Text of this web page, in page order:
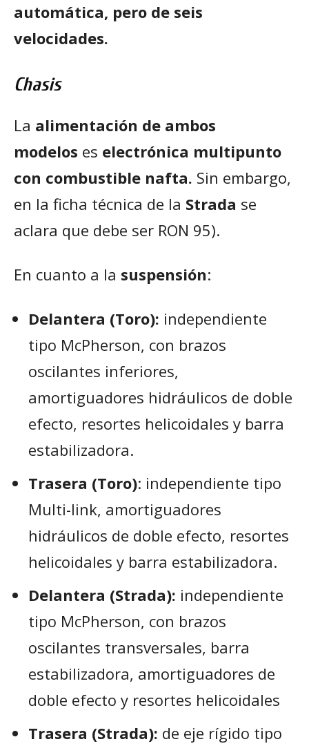
automática, pero de seis
velocidades.
Chasis
La alimentación de ambos
modelos es electrónica multipunto
con combustible nafta. Sin embargo,
en la ficha técnica de la Strada se
aclara que debe ser RON 95).
En cuanto a la suspensión:
Delantera (Toro): independiente
tipo McPherson, con brazos
oscilantes inferiores,
amortiguadores hidráulicos de doble
efecto, resortes helicoidales y barra
estabilizadora.
Trasera (Toro): independiente tipo
Multi-link, amortiguadores
hidráulicos de doble efecto, resortes
helicoidales y barra estabilizadora.
Delantera (Strada): independiente
tipo McPherson, con brazos
oscilantes transversales, barra
estabilizadora, amortiguadores de
doble efecto y resortes helicoidales
Trasera (Strada): de eje rígido tipo